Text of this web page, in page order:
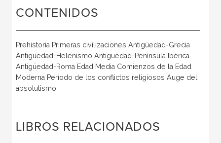
CONTENIDOS
Prehistoria Primeras civilizaciones Antigüedad-Grecia
Antigüedad-Helenismo Antigüedad-Península Ibérica
Antigüedad-Roma Edad Media Comienzos de la Edad
Moderna Período de los conflictos religiosos Auge del
absolutismo
LIBROS RELACIONADOS